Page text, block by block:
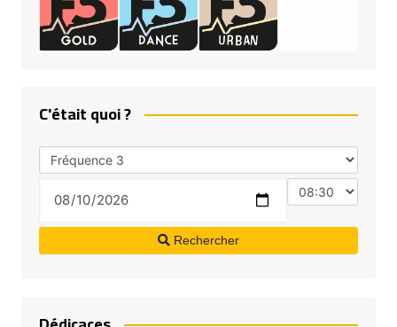
C'était quoi ?
Rechercher